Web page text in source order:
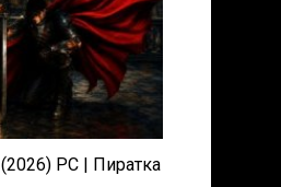
PC | Пиратка